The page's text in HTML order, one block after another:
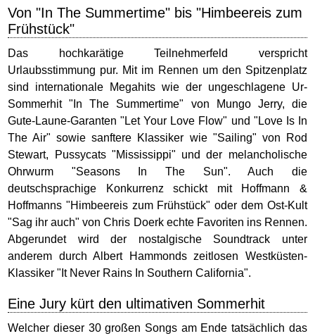
Von "In The Summertime" bis "Himbeereis zum
Frühstück"
Das hochkarätige Teilnehmerfeld verspricht
Urlaubsstimmung pur. Mit im Rennen um den Spitzenplatz
sind internationale Megahits wie der ungeschlagene Ur-
Sommerhit "In The Summertime" von Mungo Jerry, die
Gute-Laune-Garanten "Let Your Love Flow" und "Love Is In
The Air" sowie sanftere Klassiker wie "Sailing" von Rod
Stewart, Pussycats "Mississippi" und der melancholische
Ohrwurm "Seasons In The Sun". Auch die
deutschsprachige Konkurrenz schickt mit Hoffmann &
Hoffmanns "Himbeereis zum Frühstück" oder dem Ost-Kult
"Sag ihr auch" von Chris Doerk echte Favoriten ins Rennen.
Abgerundet wird der nostalgische Soundtrack unter
anderem durch Albert Hammonds zeitlosen Westküsten-
Klassiker "It Never Rains In Southern California".
Eine Jury kürt den ultimativen Sommerhit
Welcher dieser 30 großen Songs am Ende tatsächlich das